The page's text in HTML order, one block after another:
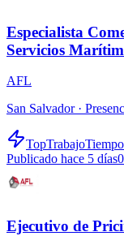
Especialista
Servicios
AFL
San Salvador ·
TopTrabajo
Publicado hace 5 días0
Ejecutivo de